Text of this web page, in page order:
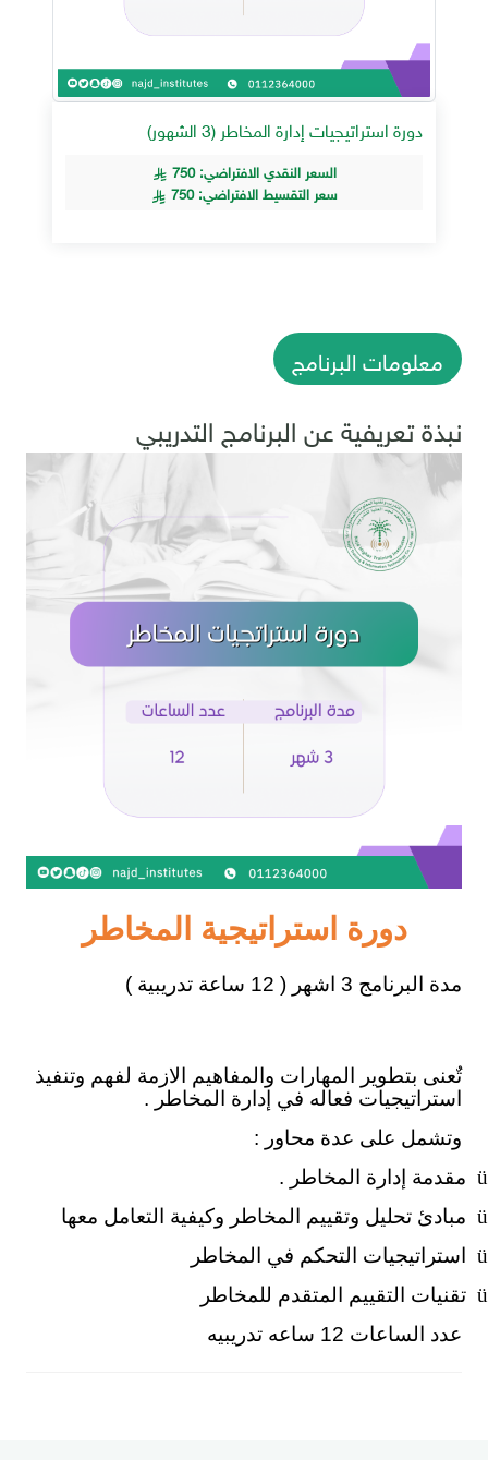
دورة استراتيجيات إدارة المخاطر (3 الشهور)
السعر النقدي الافتراضي: 750
سعر التقسيط الافتراضي: 750
معلومات البرنامج
نبذة تعريفية عن البرنامج التدريبي
دورة استراتيجية المخاطر
مدة البرنامج 3 اشهر ( 12 ساعة تدريبية )
تٌعنى بتطوير المهارات والمفاهيم الازمة لفهم وتنفيذ
استراتيجيات فعاله في إدارة المخاطر .
وتشمل على عدة محاور :
ü مقدمة إدارة المخاطر .
ü مبادئ تحليل وتقييم المخاطر وكيفية التعامل معها
ü
استراتيجيات التحكم في المخاطر
ü تقنيات التقييم المتقدم للمخاطر
عدد الساعات 12 ساعه تدريبيه